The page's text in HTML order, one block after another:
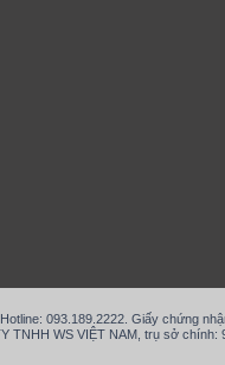
093.189.2222. Giấy chứng
TNHH WS VIỆT NAM, trụ sở chính: